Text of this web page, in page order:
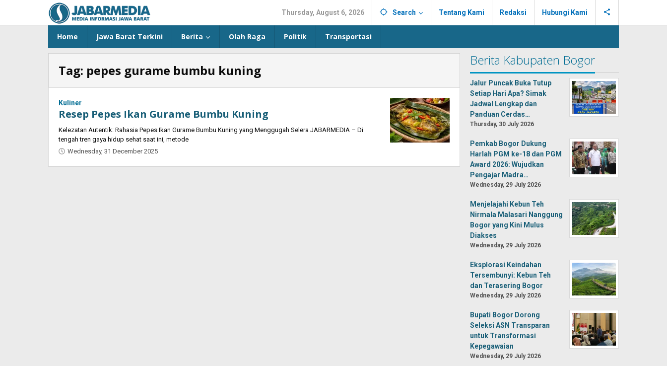
content
Thursday, August 6, 2026 Search Tentang Kami Redaksi Hubungi Kami
Home Jawa Barat Terkini Berita Olah Raga Politik Transportasi
Tag: pepes gurame bumbu kuning
Kuliner
Resep Pepes Ikan Gurame Bumbu Kuning
Kelezatan Autentik: Rahasia Pepes Ikan Gurame Bumbu Kuning yang Menggugah Selera JABARMEDIA – Di
tengah tren gaya hidup sehat saat ini, metode
Wednesday, 31 December 2025
Berita Kabupaten Bogor
Jalur Puncak Buka Tutup
Setiap Hari Apa? Simak
Jadwal Lengkap dan
Panduan Cerdas…
Thursday, 30 July 2026
Pemkab Bogor Dukung
Harlah PGM ke-18 dan PGM
Award 2026: Wujudkan
Pengajar Madra…
Wednesday, 29 July 2026
Menjelajahi Kebun Teh
Nirmala Malasari Nanggung
Bogor yang Kini Mulus
Diakses
Wednesday, 29 July 2026
Eksplorasi Keindahan
Tersembunyi: Kebun Teh
dan Terasering Bogor
Wednesday, 29 July 2026
Bupati Bogor Dorong
Seleksi ASN Transparan
untuk Transformasi
Kepegawaian
Wednesday, 29 July 2026